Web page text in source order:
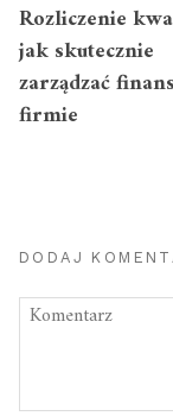
Rozliczenie
jak skutecznie
zarządzać
firmie
DODAJ